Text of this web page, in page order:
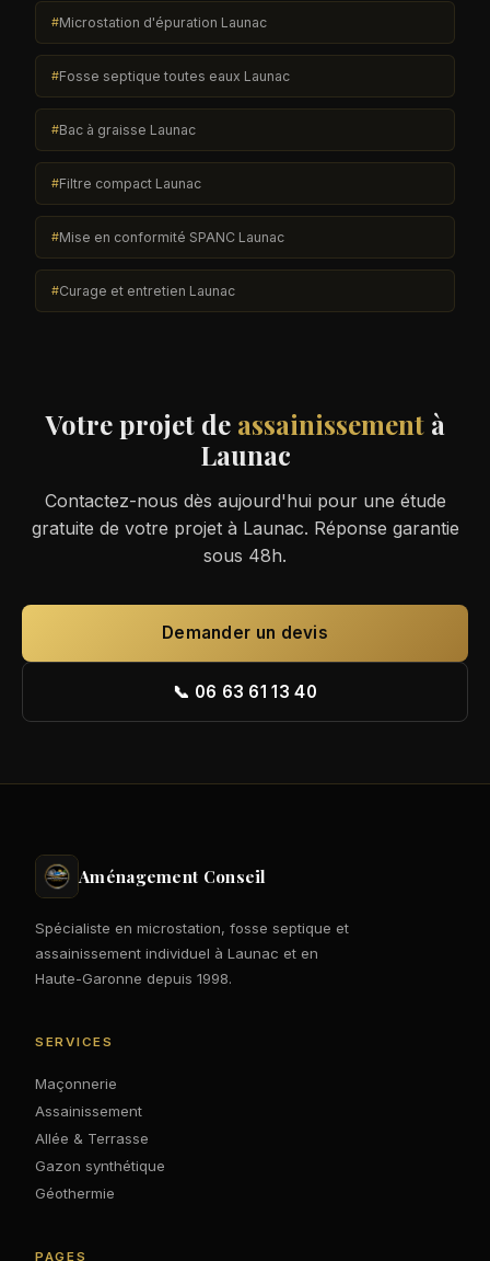
Microstation d'épuration Launac
Fosse septique toutes eaux Launac
Bac à graisse Launac
Filtre compact Launac
Mise en conformité SPANC Launac
Curage et entretien Launac
Votre projet de assainissementà
Launac
Contactez-nous dès aujourd'hui pour une étude
gratuite de votre projet à Launac. Réponse garantie
sous 48h.
Demander un devis
📞 06 63 61 13 40
Aménagement Conseil
Spécialiste en microstation, fosse septique et
assainissement individuel à Launac et en
Haute-Garonne depuis 1998.
SERVICES
Maçonnerie
Assainissement
Allée & Terrasse
Gazon synthétique
Géothermie
PAGES